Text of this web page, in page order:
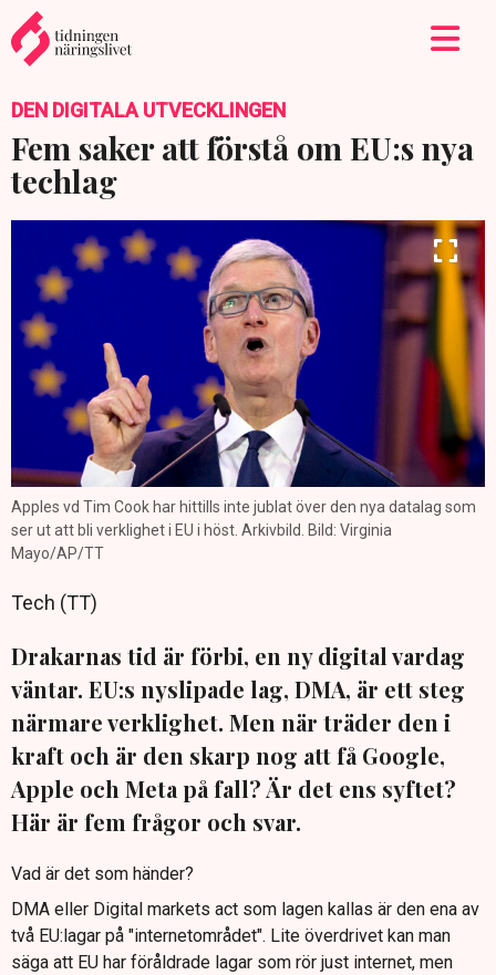
DEN DIGITALA UTVECKLINGEN
Fem saker att förstå om EU:s nya
techlag
Apples vd Tim Cook har hittills inte jublat över den nya datalag som
ser ut att bli verklighet i EU i höst. Arkivbild. Bild: Virginia
Mayo/AP/TT
Tech (TT)
Drakarnas tid är förbi, en ny digital vardag
väntar. EU:s nyslipade lag, DMA, är ett steg
närmare verklighet. Men när träder den i
kraft och är den skarp nog att få Google,
Apple och Meta på fall? Är det ens syftet?
Här är fem frågor och svar.
Vad är det som händer?
DMA eller Digital markets act som lagen kallas är den ena av
två EU:lagar på "internetområdet". Lite överdrivet kan man
säga att EU har föråldrade lagar som rör just internet, men